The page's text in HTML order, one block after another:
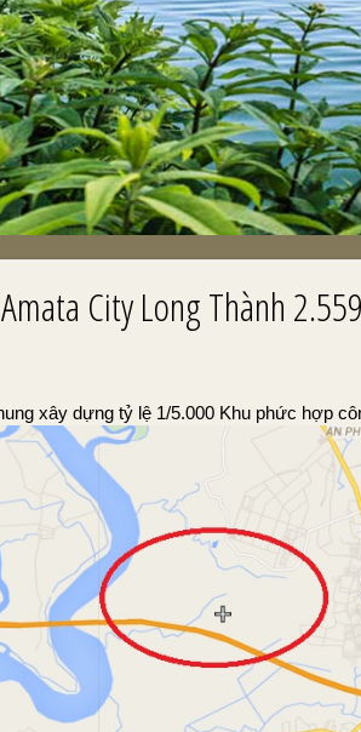
City Long Thành
xây dựng tỷ lệ 1/5.000 Khu phức hợp